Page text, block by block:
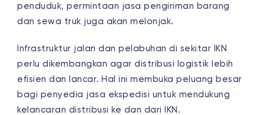
penduduk, permintaan jasa pengiriman barang
dan sewa truk juga akan melonjak.
Infrastruktur jalan dan pelabuhan di sekitar IKN
perlu dikembangkan agar distribusi logistik lebih
efisien dan lancar. Hal ini membuka peluang besar
bagi penyedia jasa ekspedisi untuk mendukung
kelancaran distribusi ke dan dari IKN.